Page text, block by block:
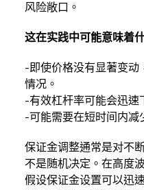
风险敞口。
这在实践中可能意味着
-即使价格没有显著变动
情况。
-有效杠杆率可能会迅速
-可能需要在短时间内减
保证金调整通常是对不
不是随机决定。在高度
假设保证金设置可以迅